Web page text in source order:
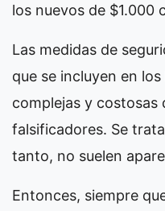
los nuevos de $1.000
Las medidas de
que se incluyen en
complejas y costosas
falsificadores. Se
tanto, no suelen
Entonces, siempre